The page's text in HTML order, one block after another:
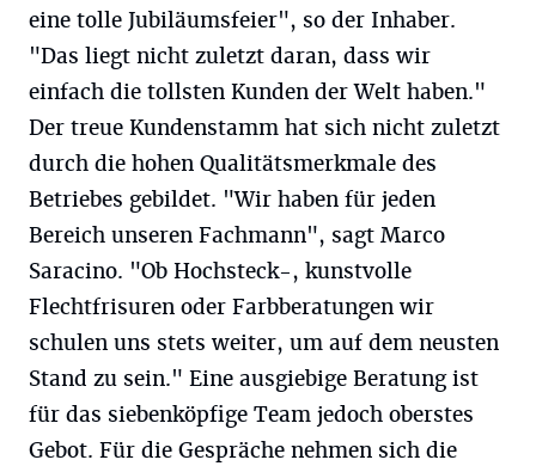
eine tolle Jubiläumsfeier", so der Inhaber.
"Das liegt nicht zuletzt daran, dass wir
einfach die tollsten Kunden der Welt haben."
Der treue Kundenstamm hat sich nicht zuletzt
durch die hohen Qualitätsmerkmale des
Betriebes gebildet. "Wir haben für jeden
Bereich unseren Fachmann", sagt Marco
Saracino. "Ob Hochsteck-, kunstvolle
Flechtfrisuren oder Farbberatungen wir
schulen uns stets weiter, um auf dem neusten
Stand zu sein." Eine ausgiebige Beratung ist
für das siebenköpfige Team jedoch oberstes
Gebot. Für die Gespräche nehmen sich die